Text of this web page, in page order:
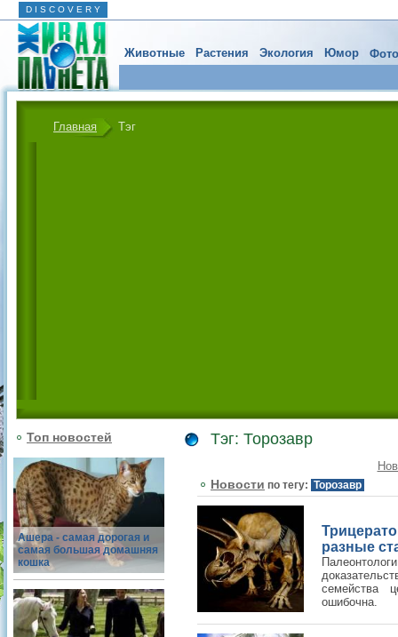
D I S C O V E R Y
Животные Растения Экология Юмор
Главная Тэг
Топ новостей
Ашера - самая дорогая и
самая большая домашняя
кошка
Тэг: Торозавр
Новости по тегу: Торозавр
разные
семейства
ошибочна.